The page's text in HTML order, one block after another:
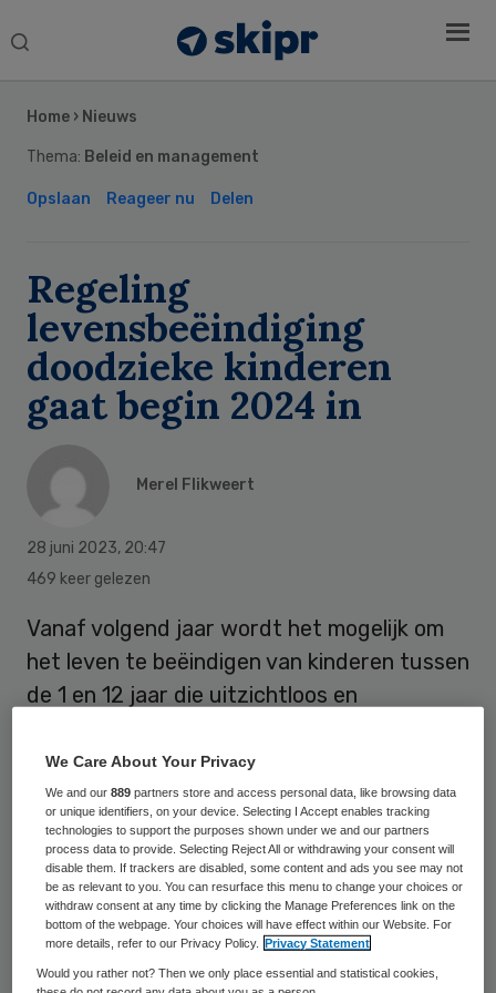
Search
Home › Nieuws
Thema: Beleid en management
Opslaan Reageer nu Delen
Regeling
levensbeëindiging
doodzieke kinderen
gaat begin 2024 in
Merel Flikweert
28 juni 2023, 20:47
469 keer gelezen
Vanaf volgend jaar wordt het mogelijk om
het leven te beëindigen van kinderen tussen
de 1 en 12 jaar die uitzichtloos en
Naar verwachting gaat op 1 januari een
nieuwe regeling in van zorgminister Ernst
Kuipers. De Tweede Kamer kan zich vinden
in het voorstel, bleek tijdens een debat
over medisch-ethische kwesties.
Sidebar
We Care About Your Privacy
We and our889 partners store and access personal data, like browsing data
or unique identifiers, on your device. Selecting I Accept enables tracking
technologies to support the purposes shown under we and our partners
process data to provide. Selecting Reject All or withdrawing your consent will
disable them. If trackers are disabled, some content and ads you see may not
be as relevant to you. You can resurface this menu to change your choices or
withdraw consent at any time by clicking the Manage Preferences link on the
bottom of the webpage. Your choices will have effect within our Website. For
more details, refer to our Privacy Policy.
Privacy Statement
Would you rather not? Then we only place essential and statistical cookies,